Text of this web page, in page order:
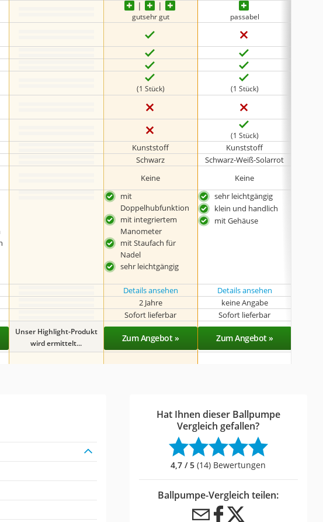
gutsehr gut passabel
(1 Stück) (1 Stück)
(1 Stück)
Kunststoff Kunststoff
Schwarz
Schwarz-Weiß-Solarrot
Keine Keine
mit
Doppelhubfunktion
mit integriertem
Manometer
mit Staufach für
Nadel
sehr leichtgängig
sehr leichtgängig
klein und handlich
mit Gehäuse
Details ansehen Details ansehen
2 Jahre keine Angabe
Sofort lieferbar Sofort lieferbar
Unser Highlight-Produkt
wird ermittelt...
Zum Angebot » Zum Angebot »
Hat Ihnen dieser Ballpumpe
Vergleich gefallen?
4,7 / 5 (14) Bewertungen
Ballpumpe-Vergleich teilen: